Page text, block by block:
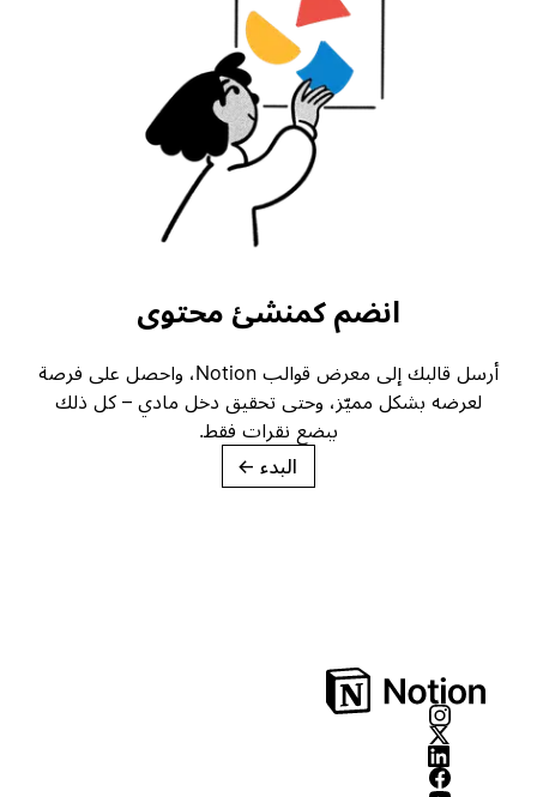
انضم كمنشئ محتوى
أرسل قالبك إلى معرض قوالب Notion، واحصل على فرصة
لعرضه بشكل مميّز، وحتى تحقيق دخل مادي – كل ذلك
ببضع نقرات فقط.
→